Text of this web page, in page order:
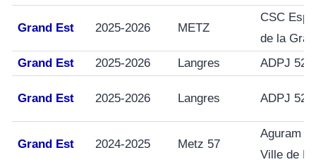
Grand Est 2025-2026 METZ
CSC
de la
Grand Est
2025-2026 Langres ADPJ 52
Grand Est 2025-2026 Langres ADPJ 52
Grand Est 2024-2025 Metz 57
Aguram et
Ville de